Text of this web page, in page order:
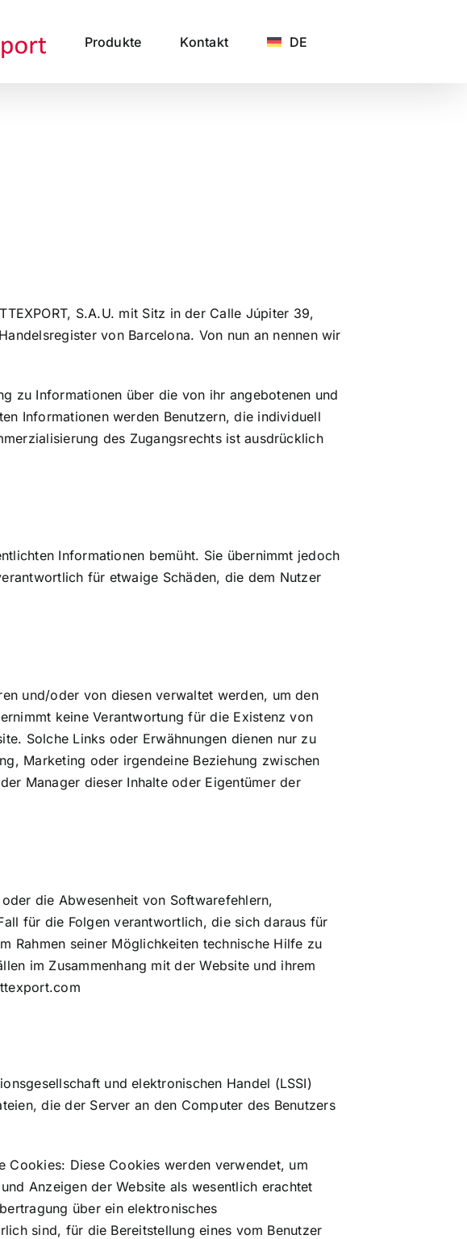
Produkte Kontakt DE
S.A.U. mit Sitz in der Calle Júpiter 39,
von Barcelona. Von nun an nennen wir
zu Informationen über die von ihr angebotenen und
Informationen werden Benutzern, die individuell
des Zugangsrechts ist ausdrücklich
Informationen bemüht. Sie übernimmt jedoch
für etwaige Schäden, die dem Nutzer
und/oder von diesen verwaltet werden, um den
keine Verantwortung für die Existenz von
Solche Links oder Erwähnungen dienen nur zu
Marketing oder irgendeine Beziehung zwischen
Manager dieser Inhalte oder Eigentümer der
die Abwesenheit von Softwarefehlern,
für die Folgen verantwortlich, die sich daraus für
Rahmen seiner Möglichkeiten technische Hilfe zu
im Zusammenhang mit der Website und ihrem
und elektronischen Handel (LSSI)
die der Server an den Computer des Benutzers
Cookies: Diese Cookies werden verwendet, um
Anzeigen der Website als wesentlich erachtet
über ein elektronisches
sind, für die Bereitstellung eines vom Benutzer